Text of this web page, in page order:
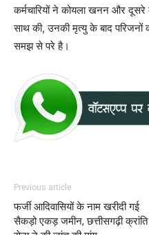
कर्मचारियों ने कोयला खनन और दूसरे
साथ की, उनकी मृत्यु के बाद परिजनों
समझ से परे है।
Previous article
फर्जी आदिवासियों के नाम खरीदी गई
सैकड़ो एकड़ जमीन, छत्तीसगढ़ी क्रांति